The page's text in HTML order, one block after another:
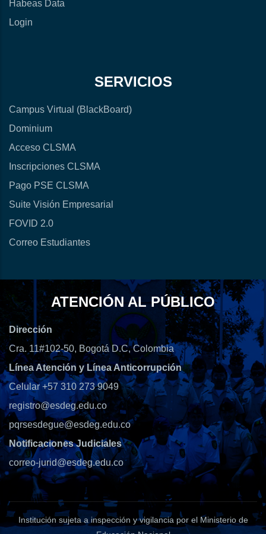
Habeas Data
Login
SERVICIOS
Campus Virtual (BlackBoard)
Dominium
Acceso CLSMA
Inscripciones CLSMA
Pago PSE CLSMA
Suite Visión Empresarial
FOVID 2.0
Correo Estudiantes
ATENCIÓN AL PÚBLICO
Dirección
Cra. 11#102-50, Bogotá D.C, Colombia
Línea Atención y Línea Anticorrupción
Celular +57 310 273 9049
registro@esdeg.edu.co
pqrsesdegue@esdeg.edu.co
Notificaciones Judiciales
correo-jurid@esdeg.edu.co
Institución sujeta a inspección y vigilancia por el Ministerio de